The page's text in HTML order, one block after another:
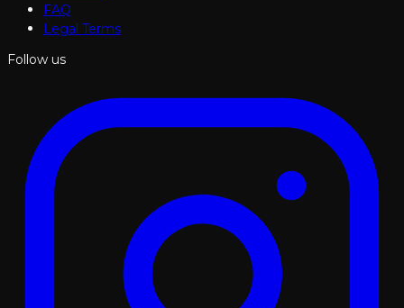
FAQ
Legal Terms
Follow us